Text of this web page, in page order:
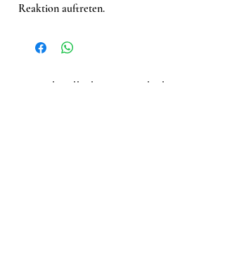
Reaktion auftreten.
Ähnliche Produkte